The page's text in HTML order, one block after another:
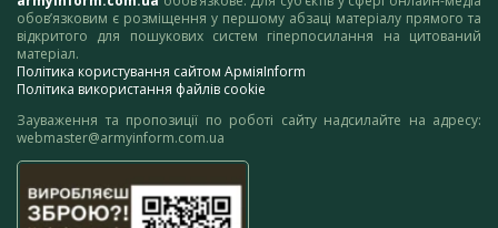
обов’язковим є розміщення у першому абзаці матеріалу прямого та
відкритого для пошукових систем гіперпосилання на цитований
матеріал.
Політика користування сайтом АрміяInform
Політика використання файлів cookie
Зауваження та пропозиції по роботі сайту надсилайте на адресу:
webmaster@armyinform.com.ua